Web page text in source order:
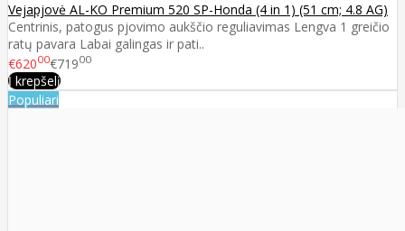
Vejapjovė AL-KO Premium 520 SP-Honda (4 in 1) (51 cm; 4.8 AG)
Centrinis, patogus pjovimo aukščio reguliavimas Lengva 1 greičio
ratų pavara Labai galingas ir pati..
€62000€71900
Į krepšelį
Populiari